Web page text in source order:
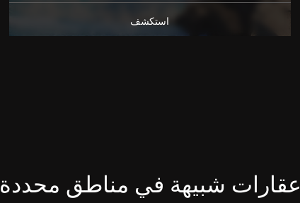
استكشف
عقارات شبيهة في مناطق محددة